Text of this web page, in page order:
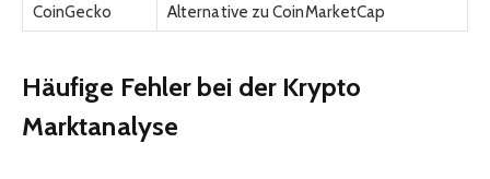
CoinGecko
Alternative zu CoinMarketCap
Häufige Fehler bei der Krypto
Marktanalyse